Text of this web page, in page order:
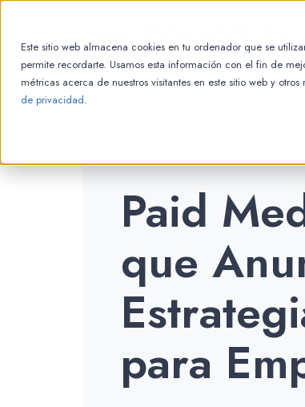
Este sitio web almacena cookies en tu ordenador que se
permite recordarte. Usamos esta información con el fin de
métricas acerca de nuestros visitantes en este sitio web y
de privacidad.
Paid
que
para